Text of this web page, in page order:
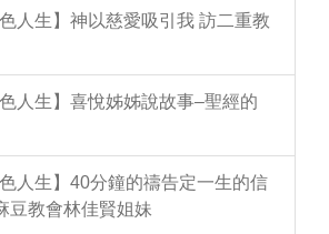
人生】神以慈愛吸引我 訪二重教
人生】喜悅姊姊說故事–聖經的
人生】40分鐘的禱告定一生的信
豆教會林佳賢姐妹